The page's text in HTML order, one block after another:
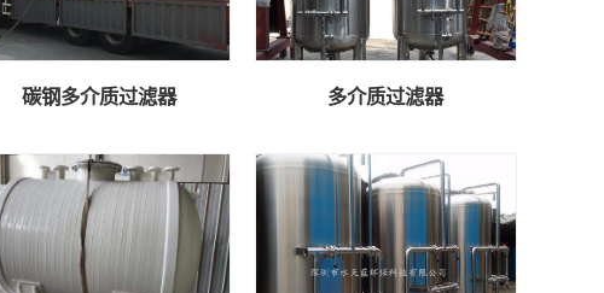
碳钢多介质过滤器 多介质过滤器